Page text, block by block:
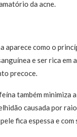
da acne.
aparece como o
e ser rica
precoce.
também minimiza
causada por
fica espessa e